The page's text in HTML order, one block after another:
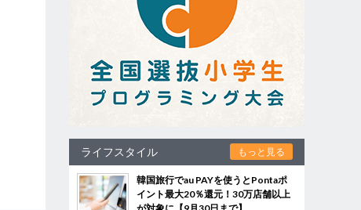
ライフスタイル もっと見る
韓国旅行でau PAYを使うとPontaポ
イント最大20％還元！30万店舗以上